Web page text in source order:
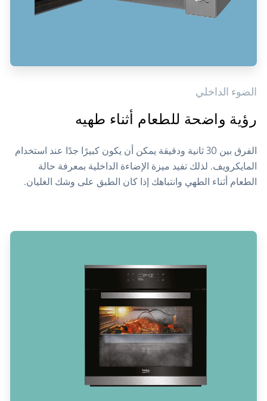
الضوء الداخلي
رؤية واضحة للطعام أثناء طهيه
الفرق بين 30 ثانية ودقيقة يمكن أن يكون كبيرًا جدًا عند استخدام
المايكرويف. لذلك تفيد ميزة الإضاءة الداخلية بمعرفة حالة
الطعام أثناء الطهي وانتباهك إذا كان الطبق على وشك الغليان.